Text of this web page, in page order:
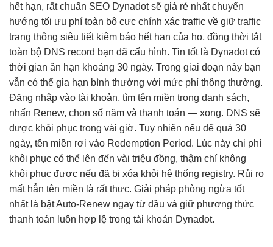
hết hạn, rất chuẩn SEO Dynadot sẽ giá rẻ nhấtchuyển
hướng tối ưu phí toàn bộ cực chính xác traffic về giữ traffic
trang thông siêu tiết kiệm báo hết hạn của họ, đồng thời tắt
toàn bộ DNS record bạn đã cấu hình. Tin tốt là Dynadot có
thời gian ân hạn khoảng 30 ngày. Trong giai đoạn này bạn
vẫn có thể gia hạn bình thường với mức phí thông thường.
Đăng nhập vào tài khoản, tìm tên miền trong danh sách,
nhấn Renew, chọn số năm và thanh toán — xong. DNS sẽ
được khôi phục trong vài giờ. Tuy nhiên nếu để quá 30
ngày, tên miền rơi vào Redemption Period. Lúc này chi phí
khôi phục có thể lên đến vài triệu đồng, thậm chí không
khôi phục được nếu đã bị xóa khỏi hệ thống registry. Rủi ro
mất hẳn tên miền là rất thực. Giải pháp phòng ngừa tốt
nhất là bật Auto-Renew ngay từ đầu và giữ phương thức
thanh toán luôn hợp lệ trong tài khoản Dynadot.